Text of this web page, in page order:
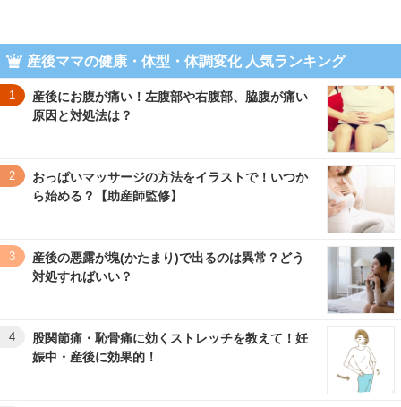
産後ママの健康・体型・体調変化 人気ランキング
1
産後にお腹が痛い！左腹部や右腹部、脇腹が痛い
原因と対処法は？
2
おっぱいマッサージの方法をイラストで！いつか
ら始める？【助産師監修】
3
産後の悪露が塊(かたまり)で出るのは異常？どう
対処すればいい？
4
股関節痛・恥骨痛に効くストレッチを教えて！妊
娠中・産後に効果的！